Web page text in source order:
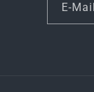
E-Mail